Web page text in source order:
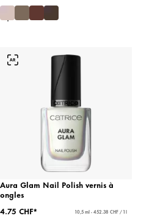
Aura Glam Nail Polish vernis à
ongles
4.75 CHF*
10,5 ml - 452.38 CHF / 1 l